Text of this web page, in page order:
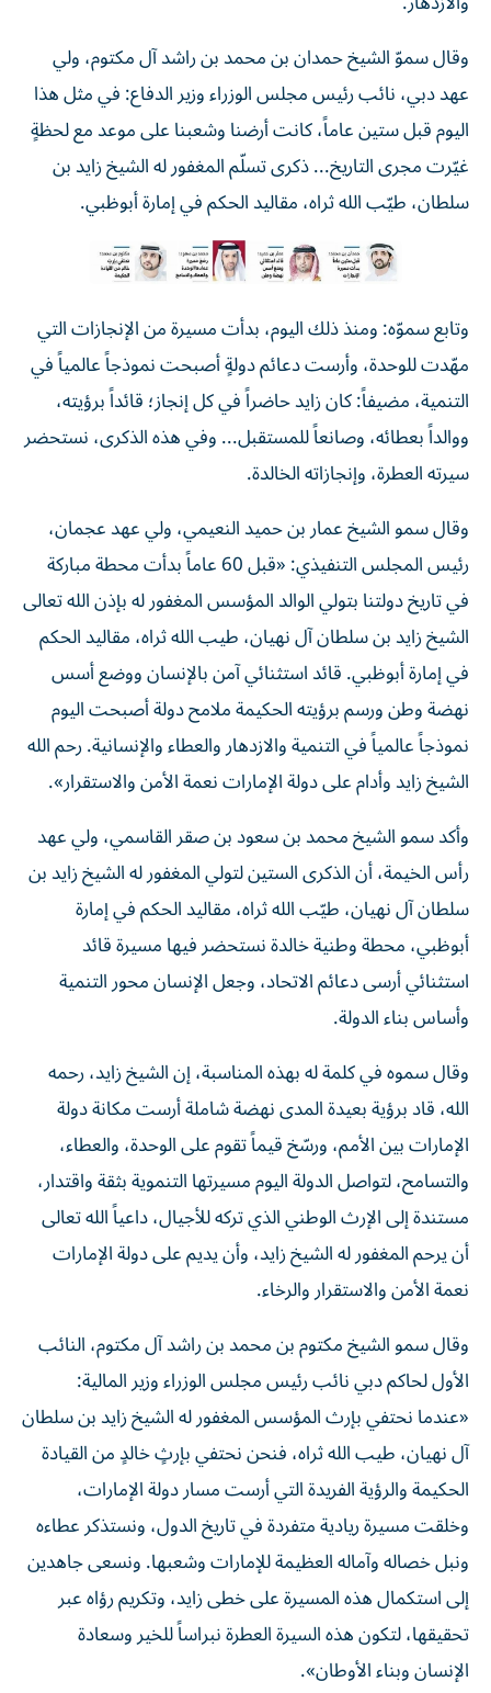
وقال سموّ الشيخ حمدان بن محمد بن راشد آل مكتوم، ولي
عهد دبي، نائب رئيس مجلس الوزراء وزير الدفاع: في مثل هذا
اليوم قبل ستين عاماً، كانت أرضنا وشعبنا على موعد مع لحظةٍ
غيّرت مجرى التاريخ... ذكرى تسلّم المغفور له الشيخ زايد بن
سلطان، طيّب الله ثراه، مقاليد الحكم في إمارة أبوظبي.
وتابع سموّه: ومنذ ذلك اليوم، بدأت مسيرة من الإنجازات التي
مهّدت للوحدة، وأرست دعائم دولةٍ أصبحت نموذجاً عالمياً في
التنمية، مضيفاً: كان زايد حاضراً في كل إنجاز؛ قائداً برؤيته،
ووالداً بعطائه، وصانعاً للمستقبل... وفي هذه الذكرى، نستحضر
سيرته العطرة، وإنجازاته الخالدة.
وقال سمو الشيخ عمار بن حميد النعيمي، ولي عهد عجمان،
رئيس المجلس التنفيذي: «قبل 60 عاماً بدأت محطة مباركة
في تاريخ دولتنا بتولي الوالد المؤسس المغفور له بإذن الله تعالى
الشيخ زايد بن سلطان آل نهيان، طيب الله ثراه، مقاليد الحكم
في إمارة أبوظبي. قائد استثنائي آمن بالإنسان ووضع أسس
نهضة وطن ورسم برؤيته الحكيمة ملامح دولة أصبحت اليوم
نموذجاً عالمياً في التنمية والازدهار والعطاء والإنسانية. رحم الله
الشيخ زايد وأدام على دولة الإمارات نعمة الأمن والاستقرار».
وأكد سمو الشيخ محمد بن سعود بن صقر القاسمي، ولي عهد
رأس الخيمة، أن الذكرى الستين لتولي المغفور له الشيخ زايد بن
سلطان آل نهيان، طيّب الله ثراه، مقاليد الحكم في إمارة
أبوظبي، محطة وطنية خالدة نستحضر فيها مسيرة قائد
استثنائي أرسى دعائم الاتحاد، وجعل الإنسان محور التنمية
وأساس بناء الدولة.
وقال سموه في كلمة له بهذه المناسبة، إن الشيخ زايد، رحمه
الله، قاد برؤية بعيدة المدى نهضة شاملة أرست مكانة دولة
الإمارات بين الأمم، ورسّخ قيماً تقوم على الوحدة، والعطاء،
والتسامح، لتواصل الدولة اليوم مسيرتها التنموية بثقة واقتدار،
مستندة إلى الإرث الوطني الذي تركه للأجيال، داعياً الله تعالى
أن يرحم المغفور له الشيخ زايد، وأن يديم على دولة الإمارات
نعمة الأمن والاستقرار والرخاء.
وقال سمو الشيخ مكتوم بن محمد بن راشد آل مكتوم، النائب
الأول لحاكم دبي نائب رئيس مجلس الوزراء وزير المالية:
«عندما نحتفي بإرث المؤسس المغفور له الشيخ زايد بن سلطان
آل نهيان، طيب الله ثراه، فنحن نحتفي بإرثٍ خالدٍ من القيادة
الحكيمة والرؤية الفريدة التي أرست مسار دولة الإمارات،
وخلقت مسيرة ريادية متفردة في تاريخ الدول، ونستذكر عطاءه
ونبل خصاله وآماله العظيمة للإمارات وشعبها. ونسعى جاهدين
إلى استكمال هذه المسيرة على خطى زايد، وتكريم رؤاه عبر
تحقيقها، لتكون هذه السيرة العطرة نبراساً للخير وسعادة
الإنسان وبناء الأوطان».